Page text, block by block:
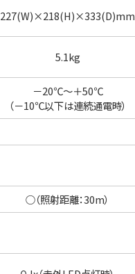
227(W)×218(H)×333(D)mm
5.1kg
－20℃～＋50℃
（－10℃以下は連続通電時）
○（照射距離：30m）